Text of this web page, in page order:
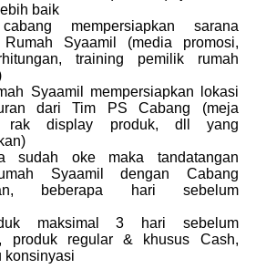
baik
mempersiapkan sarana
Rumah Syaamil (media promosi,
training pemilik rumah
Syaamil mempersiapkan lokasi
dari Tim PS Cabang (meja
rak display produk, dll yang
sudah oke maka tandatangan
Syaamil dengan Cabang
beberapa hari sebelum
maksimal 3 hari sebelum
produk regular & khusus Cash,
konsinyasi